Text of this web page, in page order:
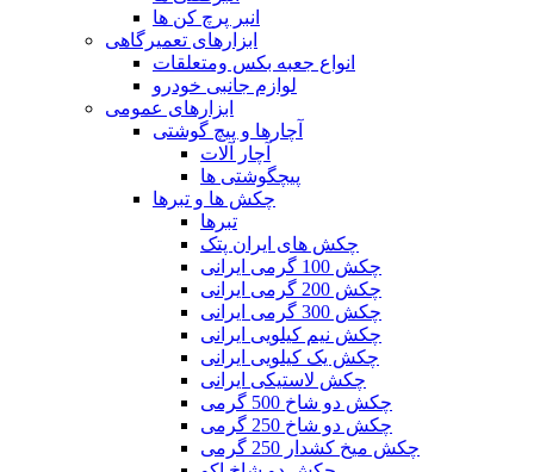
انبر پرچ کن ها
ابزارهای تعمیرگاهی
انواع جعبه بکس ومتعلقات
لوازم جانبی خودرو
ابزارهای عمومی
آچارها و پیچ گوشتی
آچار آلات
پیچگوشتی ها
چکش ها و تبرها
تبرها
چکش های ایران پتک
چکش 100 گرمی ایرانی
چکش 200 گرمی ایرانی
چکش 300 گرمی ایرانی
چکش نیم کیلویی ایرانی
چکش یک کیلویی ایرانی
چکش لاستیکی ایرانی
چکش دو شاخ 500 گرمی
چکش دو شاخ 250 گرمی
چکش میخ کشدار 250 گرمی